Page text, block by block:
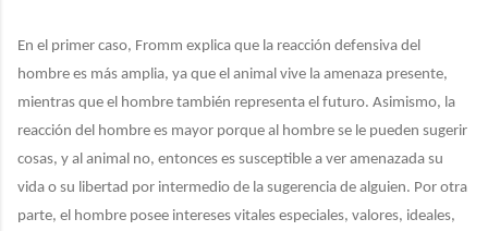
En el primer caso, Fromm explica que la reacción defensiva del
hombre es más amplia, ya que el animal vive la amenaza presente,
mientras que el hombre también representa el futuro. Asimismo, la
reacción del hombre es mayor porque al hombre se le pueden sugerir
cosas, y al animal no, entonces es susceptible a ver amenazada su
vida o su libertad por intermedio de la sugerencia de alguien. Por otra
parte, el hombre posee intereses vitales especiales, valores, ideales,